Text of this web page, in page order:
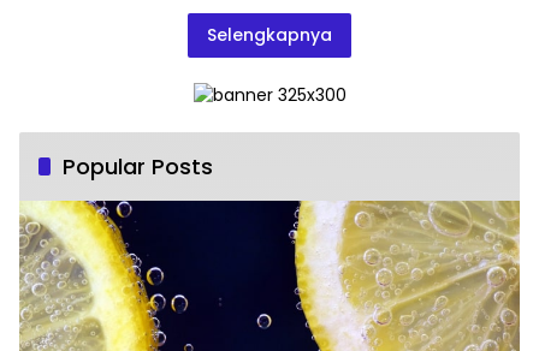
Selengkapnya
Popular Posts